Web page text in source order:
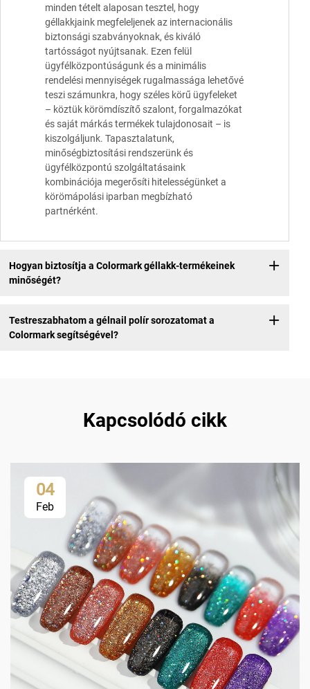
minden tételt alaposan tesztel, hogy
géllakkjaink megfeleljenek az internacionális
biztonsági szabványoknak, és kiváló
tartósságot nyújtsanak. Ezen felül
ügyfélközpontúságunk és a minimális
rendelési mennyiségek rugalmassága lehetővé
teszi számunkra, hogy széles körű ügyfeleket
– köztük körömdíszítő szalont, forgalmazókat
és saját márkás termékek tulajdonosait – is
kiszolgáljunk. Tapasztalatunk,
minőségbiztosítási rendszerünk és
ügyfélközpontú szolgáltatásaink
kombinációja megerősíti hitelességünket a
körömápolási iparban megbízható
partnérként.
Hogyan biztosítja a Colormark géllakk-termékeinek
minőségét?
Testreszabhatom a gélnail polír sorozatomat a
Colormark segítségével?
Kapcsolódó cikk
04
Feb